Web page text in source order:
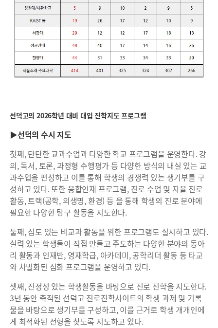
선덕고의 2026학년 대비 대입 진학지도 프로그램
▶선덕의 수시 지도
첫째, 탄탄한 교과수업과 다양한 학교 프로그램을 운영한다. 강
의, 독서, 토론, 과정형 수행평가 등 다양한 방식의 내실 있는 교
과수업을 편성하고 이를 통해 학생의 경쟁력 있는 생기부를 구
성하고 있다. 또한 융합인재 프로그램, 진로 수업 및 자율 진로
활동, 트랙(공학, 의생명, 환경) 등 을 통해 학생의 진로 분야에
필요한 다양한 탐구 활동을 지도한다.
둘째, 심도 있는 비교과 활동을 위한 프로그램도 실시하고 있다.
실력 있는 학생들이 직접 만들고 주도하는 다양한 분야의 동아
리 활동과 인재반, 영재학급, 아카데미, 공학리더 활동 등 타교
와 차별화된 심화 프로그램을 운영하고 있다.
셋째, 진정성 있는 학생활동을 바탕으로 진로 진학을 지도한다.
3년 동안 축적된 선덕고 진로진학사이트의 학생 과제 및 기록
물을 바탕으로 생기부를 구성하고, 이를 근거로 학생 개개인에
게 최적화된 전형을 찾도록 지도하고 있다.